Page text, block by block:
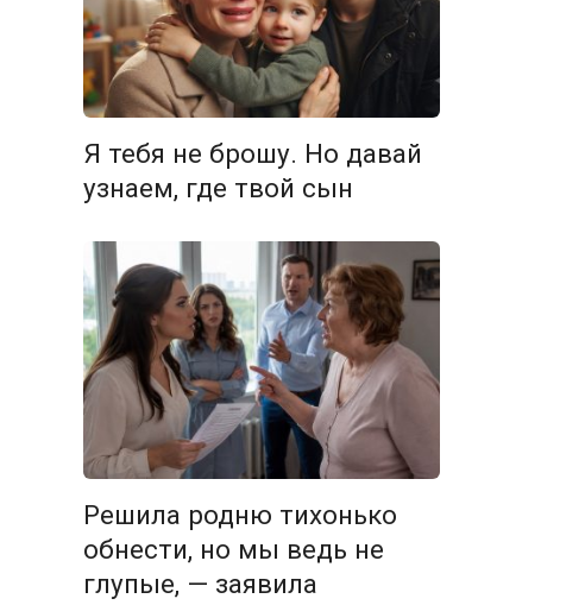
Я тебя не брошу. Но давай
узнаем, где твой сын
Решила родню тихонько
обнести, но мы ведь не
глупые, — заявила